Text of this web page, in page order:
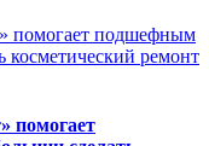
помогает